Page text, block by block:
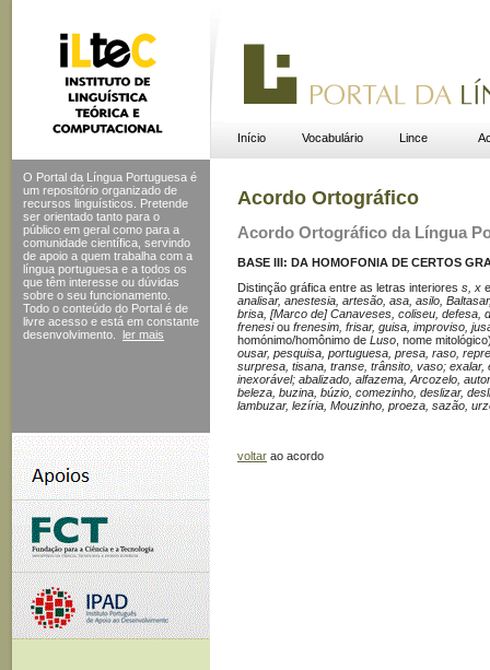
Início Vocabulário Lince
O Portal da Língua Portuguesa é
um repositório organizado de
recursos linguísticos. Pretende
ser orientado tanto para o
público em geral como para a
comunidade científica, servindo
de apoio a quem trabalha com a
língua portuguesa e a todos os
que têm interesse ou dúvidas
sobre o seu funcionamento.
Todo o conteúdo do Portal é de
livre acesso e está em constante
desenvolvimento.
ler mais
Acordo Ortográfico
Acordo Ortográfico da Língua
BASE III: DA HOMOFONIA DE CERTOS
Distinção gráfica entre as letras interiores s, x
analisar, anestesia, artesão, asa, asilo,
brisa, [Marco de] Canaveses, coliseu, defesa,
frenesiou frenesim, frisar, guisa, improviso,
homónimo/ho­mônimo de Luso , nome
ousar, pesquisa, portuguesa, presa, raso,
surpresa, tisana, transe, trânsito, vaso; exalar,
inexorável; abalizado, alfazema, Arcozelo,
beleza, buzina, búzio, comezinho, deslizar,
lambuzar, lezíria, Mouzinho, proeza, sazão,
voltar ao acordo